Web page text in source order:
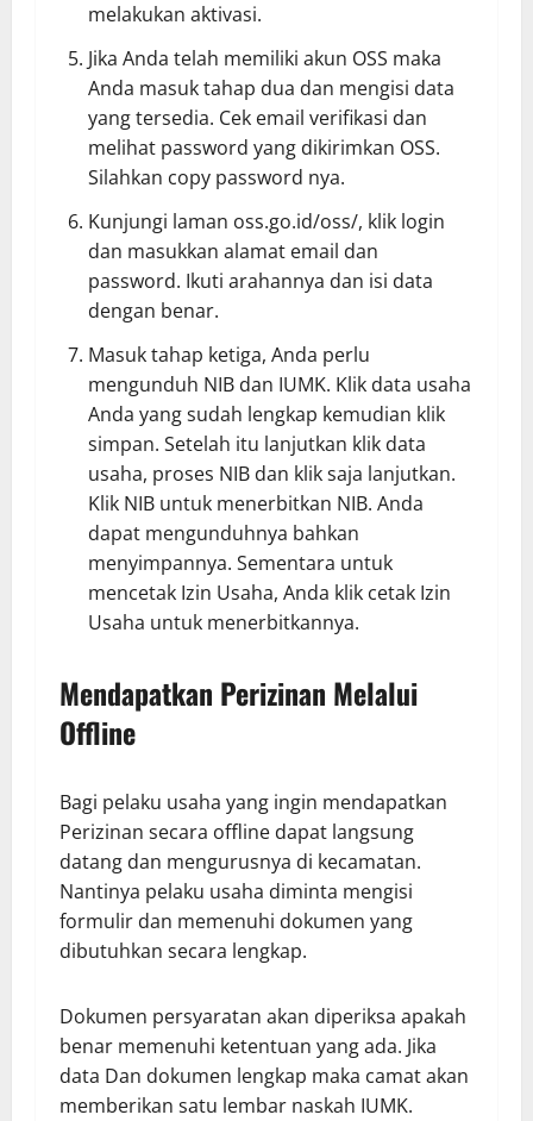
melakukan aktivasi.
Jika Anda telah memiliki akun OSS maka
Anda masuk tahap dua dan mengisi data
yang tersedia. Cek email verifikasi dan
melihat password yang dikirimkan OSS.
Silahkan copy password nya.
Kunjungi laman oss.go.id/oss/, klik login
dan masukkan alamat email dan
password. Ikuti arahannya dan isi data
dengan benar.
Masuk tahap ketiga, Anda perlu
mengunduh NIB dan IUMK. Klik data usaha
Anda yang sudah lengkap kemudian klik
simpan. Setelah itu lanjutkan klik data
usaha, proses NIB dan klik saja lanjutkan.
Klik NIB untuk menerbitkan NIB. Anda
dapat mengunduhnya bahkan
menyimpannya. Sementara untuk
mencetak Izin Usaha, Anda klik cetak Izin
Usaha untuk menerbitkannya.
Mendapatkan Perizinan Melalui
Offline
Bagi pelaku usaha yang ingin mendapatkan
Perizinan secara offline dapat langsung
datang dan mengurusnya di kecamatan.
Nantinya pelaku usaha diminta mengisi
formulir dan memenuhi dokumen yang
dibutuhkan secara lengkap.
Dokumen persyaratan akan diperiksa apakah
benar memenuhi ketentuan yang ada. Jika
data Dan dokumen lengkap maka camat akan
memberikan satu lembar naskah IUMK.